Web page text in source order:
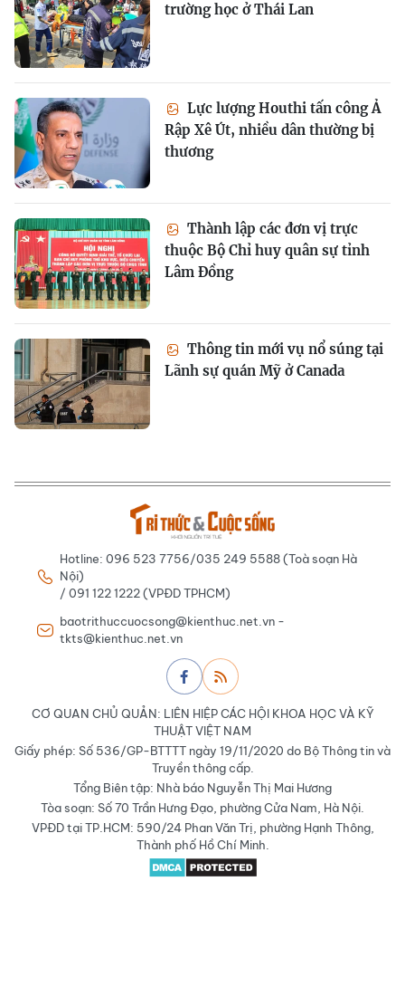
trường học ở Thái Lan
Lực lượng Houthi tấn công Ả
Rập Xê Út, nhiều dân thường bị
thương
Thành lập các đơn vị trực
thuộc Bộ Chỉ huy quân sự tỉnh
Lâm Đồng
Thông tin mới vụ nổ súng tại
Lãnh sự quán Mỹ ở Canada
Hotline: 096 523 7756/035 249 5588 (Toà soạn Hà
Nội)
/ 091 122 1222 (VPĐD TPHCM)
baotrithuccuocsong@kienthuc.net.vn -
tkts@kienthuc.net.vn
CƠ QUAN CHỦ QUẢN: LIÊN HIỆP CÁC HỘI KHOA HỌC VÀ KỸ
THUẬT VIỆT NAM
Giấy phép: Số 536/GP-BTTTT ngày 19/11/2020 do Bộ Thông tin và
Truyền thông cấp.
Tổng Biên tập: Nhà báo Nguyễn Thị Mai Hương
Tòa soạn: Số 70 Trần Hưng Đạo, phường Cửa Nam, Hà Nội.
VPĐD tại TP.HCM: 590/24 Phan Văn Trị, phường Hạnh Thông,
Thành phố Hồ Chí Minh.